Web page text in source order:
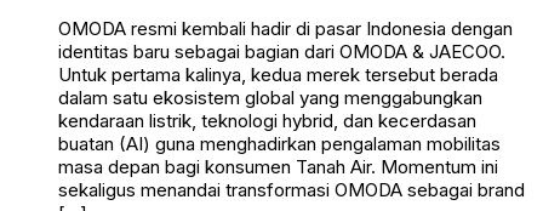
OMODA resmi kembali hadir di pasar Indonesia dengan
identitas baru sebagai bagian dari OMODA & JAECOO.
Untuk pertama kalinya, kedua merek tersebut berada
dalam satu ekosistem global yang menggabungkan
kendaraan listrik, teknologi hybrid, dan kecerdasan
buatan (AI) guna menghadirkan pengalaman mobilitas
masa depan bagi konsumen Tanah Air. Momentum ini
sekaligus menandai transformasi OMODA sebagai brand